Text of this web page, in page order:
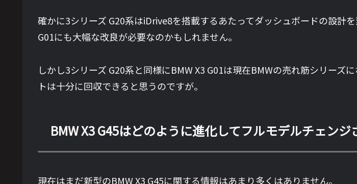
確かに3シリーズ G20系はiDrive8を搭載するあたってダッシュボードの設計
G01にも大幅な改良が必要なのかもしれません。
しかし3シリーズ G20系と同様にBMW X3 G01は現在BMWの売れ筋シリー
トは十分に回収できると思うのですが。
BMW X3 G45はどのように進化してフルモデルチェンジ
現在はまだ新型のBMW X3 G45に関する情報はあまり多くはありません。